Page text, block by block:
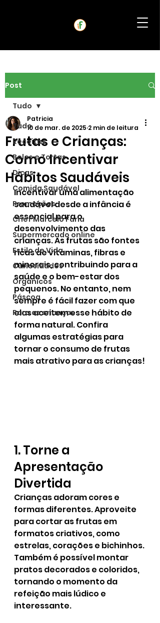
Post
Tudo
Receitas
Bolos e Tortas
Dicas
Comida Saudável
Promoções
Chef Marcelo Faria
Supermercado online
Estilo de Vida
Curiosidades
Orgânicos
Páscoa
Para as crianças
Tudo
Frutas e Crianças:
Como Incentivar
Hábitos Saudáveis
Patricia
10 de mar. de 2025 2 min de leitura
Incentivar uma alimentação
saudável desde a infância é
essencial para o
desenvolvimento das
crianças. As frutas são fontes
ricas de vitaminas, fibras e
minerais, contribuindo para a
saúde e o bem-estar dos
pequenos. No entanto, nem
sempre é fácil fazer com que
elas aceitem esse hábito de
forma natural. Confira
algumas estratégias para
tornar o consumo de frutas
mais atrativo para as crianças!
1. Torne a
Apresentação
Divertida
Crianças adoram cores e
formas diferentes. Aproveite
para cortar as frutas em
formatos criativos, como
estrelas, corações e bichinhos.
Também é possível montar
pratos decorados e coloridos,
tornando o momento da
refeição mais lúdico e
interessante.